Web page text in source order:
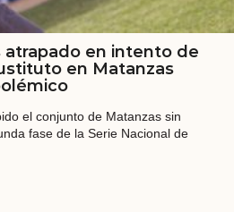
atrapado en intento de
en Matanzas
el conjunto de Matanzas sin
fase de la Serie Nacional de